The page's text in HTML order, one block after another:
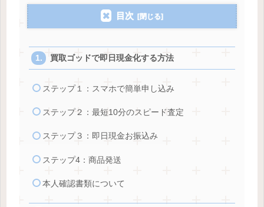
目次
買取ゴッドで即日現金化する方法
ステップ１：スマホで簡単申し込み
ステップ２：最短10分のスピード査定
ステップ３：即日現金お振込み
ステップ4：商品発送
本人確認書類について